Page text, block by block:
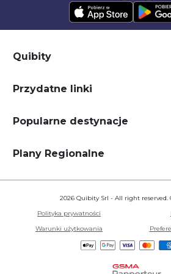
Quibity
Przydatne linki
Popularne destynacje
Plany Regionalne
2026 Quibity Srl - All right reserved.
Polityka prywatności
Warunki użytkowania